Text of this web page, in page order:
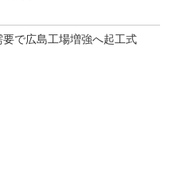
要で広島工場増強へ起工式